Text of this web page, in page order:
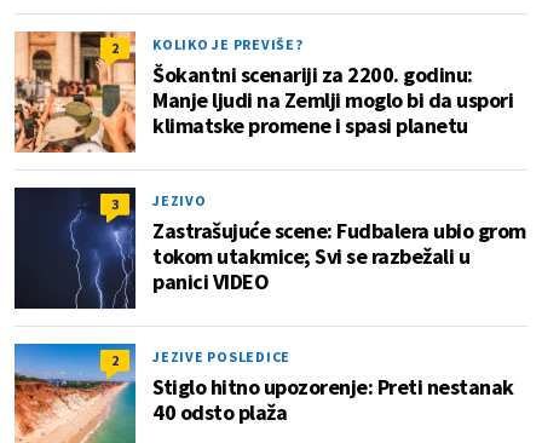
2 KOLIKO JE PREVIŠE?
Šokantni scenariji za 2200. godinu:
Manje ljudi na Zemlji moglo bi da uspori
klimatske promene i spasi planetu
3 JEZIVO
Zastrašujuće scene: Fudbalera ubio grom
tokom utakmice; Svi se razbežali u
panici VIDEO
2 JEZIVE POSLEDICE
Stiglo hitno upozorenje: Preti nestanak
40 odsto plaža